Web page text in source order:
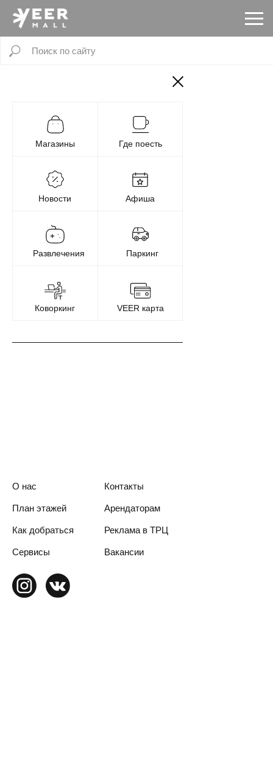
Магазины Где поесть
Новости
Паркинг
Афиша
Развлечения
О нас
План этажей
Как добраться
Арендаторам
Контакты
Реклама в ТРЦ
VEER карта
Коворкинг
Сервисы Вакансии